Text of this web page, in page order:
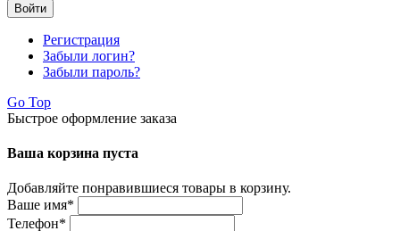
Войти
Регистрация
Забыли логин?
Забыли пароль?
Go Top
Быстрое оформление заказа
Ваша корзина пуста
Добавляйте понравившиеся товары в корзину.
Ваше имя*
Телефон*